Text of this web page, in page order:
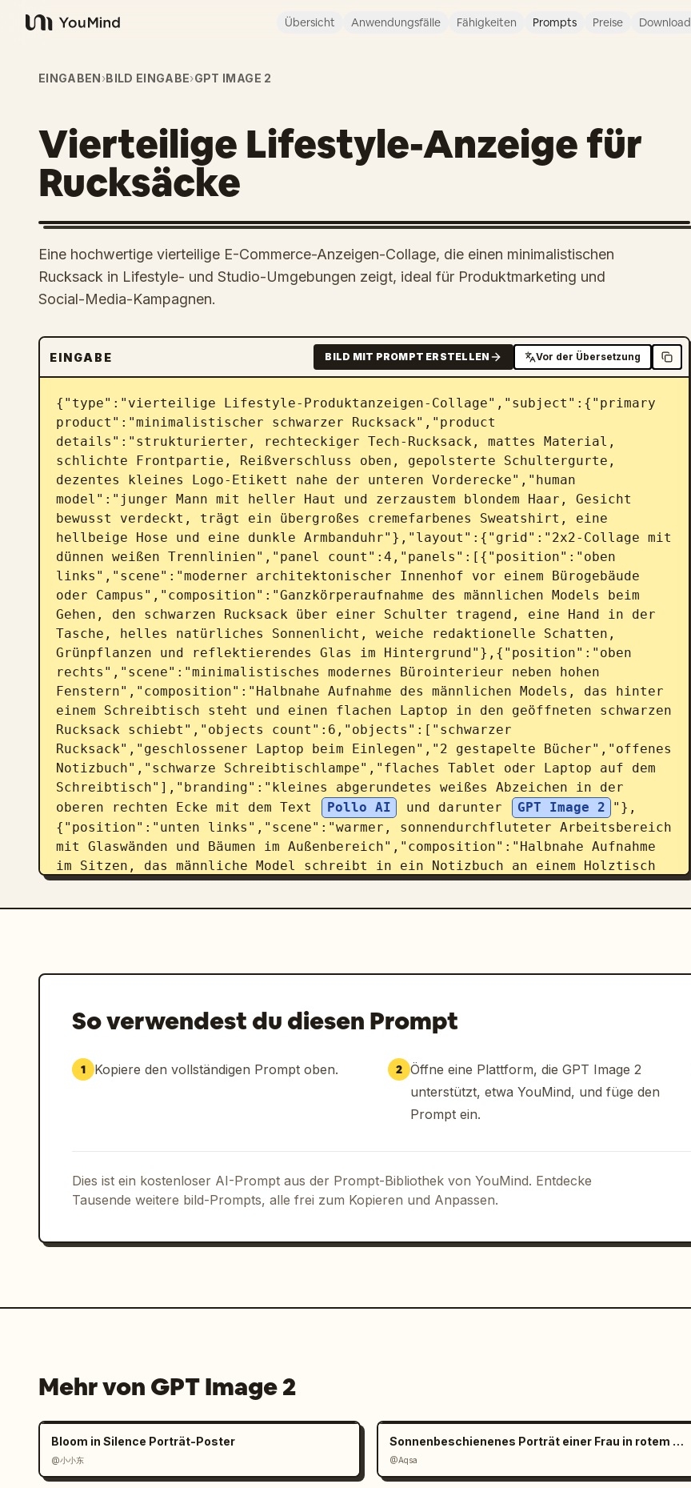
YouMind
Übersicht Anwendungsfälle Fähigkeiten Prompts Preise Download
EINGABEN›BILD EINGABE›GPT IMAGE 2
Vierteilige Lifestyle-Anzeige für
Rucksäcke
Eine hochwertige vierteilige E-Commerce-Anzeigen-Collage, die einen minimalistischen
Rucksack in Lifestyle- und Studio-Umgebungen zeigt, ideal für Produktmarketing und
Social-Media-Kampagnen.
EINGABE BILD MIT PROMPT ERSTELLEN Vor der Übersetzung
{"type":"vierteilige Lifestyle-Produktanzeigen-Collage","subject":{"primary
product":"minimalistischer schwarzer Rucksack","product
details":"strukturierter, rechteckiger Tech-Rucksack, mattes Material,
schlichte Frontpartie, Reißverschluss oben, gepolsterte Schultergurte,
dezentes kleines Logo-Etikett nahe der unteren Vorderecke","human
model":"junger Mann mit heller Haut und zerzaustem blondem Haar, Gesicht
bewusst verdeckt, trägt ein übergroßes cremefarbenes Sweatshirt, eine
hellbeige Hose und eine dunkle Armbanduhr"},"layout":{"grid":"2x2-Collage mit
dünnen weißen Trennlinien","panel count":4,"panels":[{"position":"oben
links","scene":"moderner architektonischer Innenhof vor einem Bürogebäude
oder Campus","composition":"Ganzkörperaufnahme des männlichen Models beim
Gehen, den schwarzen Rucksack über einer Schulter tragend, eine Hand in der
Tasche, helles natürliches Sonnenlicht, weiche redaktionelle Schatten,
Grünpflanzen und reflektierendes Glas im Hintergrund"},{"position":"oben
rechts","scene":"minimalistisches modernes Bürointerieur neben hohen
Fenstern","composition":"Halbnahe Aufnahme des männlichen Models, das hinter
einem Schreibtisch steht und einen flachen Laptop in den geöffneten schwarzen
Rucksack schiebt","objects count":6,"objects":["schwarzer
Rucksack","geschlossener Laptop beim Einlegen","2 gestapelte Bücher","offenes
Notizbuch","schwarze Schreibtischlampe","flaches Tablet oder Laptop auf dem
Schreibtisch"],"branding":"kleines abgerundetes weißes Abzeichen in der
oberen rechten Ecke mit dem Text
Pollo AI und darunter GPT Image 2
"},
{"position":"unten links","scene":"warmer, sonnendurchfluteter Arbeitsbereich
mit Glaswänden und Bäumen im Außenbereich","composition":"Halbnahe Aufnahme
im Sitzen, das männliche Model schreibt in ein Notizbuch an einem Holztisch
neben einem geöffneten Laptop, der Rucksack steht rechts auf dem
Tisch","objects count":5,"objects":["offener
{"look":"Premium-E-Commerce-Kampagne, minimalistische Startup-Anzeige,
poliertes Lifestyle-Branding","lighting":"weiches natürliches Tageslicht in
den Lifestyle-Panels, gleichmäßige Studiobeleuchtung im Produkt-Panel","color
palette":"neutrales Beige, Creme, Schwarz, Grau, gedämpftes
Grün","camera":"fotorealistisch, geringe Schärfentiefe bei Lifestyle-
Aufnahmen, scharfe Produktdetails","aspect ratio":"16:9"},"customization":
","model outfit top":" übergroßes cremefarbenes Sweatshirt "}}
So verwendest du diesen Prompt
1 Kopiere den vollständigen Prompt oben. 2 Öffne eine Plattform, die GPT Image 2
unterstützt, etwa YouMind, und füge den
Prompt ein.
Dies ist ein kostenloser AI-Prompt aus der Prompt-Bibliothek von YouMind. Entdecke
Tausende weitere bild-Prompts, alle frei zum Kopieren und Anpassen.
Mehr von GPT Image 2
Bloom in Silence Porträt-Poster
@小小东
Sonnenbeschienenes Porträt einer Frau in rotem Satin
@Aqsa